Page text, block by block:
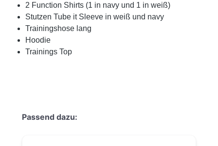
2 Function Shirts (1 in navy und 1 in weiß)
Stutzen Tube it Sleeve in weiß und navy
Trainingshose lang
Hoodie
Trainings Top
Produktgalerie überspringen
Passend dazu: